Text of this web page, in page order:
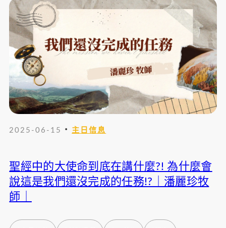
2025-06-15 ・ 主日信息
聖經中的大使命到底在講什麼?! 為什麼會
說這是我們還沒完成的任務!?｜潘麗珍牧
師｜